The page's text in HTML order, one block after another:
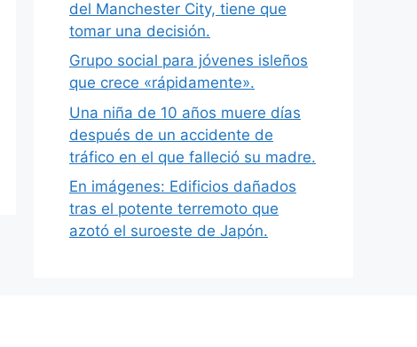
del Manchester City, tiene que
tomar una decisión.
Grupo social para jóvenes isleños
que crece «rápidamente».
Una niña de 10 años muere días
después de un accidente de
tráfico en el que falleció su madre.
En imágenes: Edificios dañados
tras el potente terremoto que
azotó el suroeste de Japón.